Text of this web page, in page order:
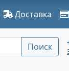
Доставка
Поиск